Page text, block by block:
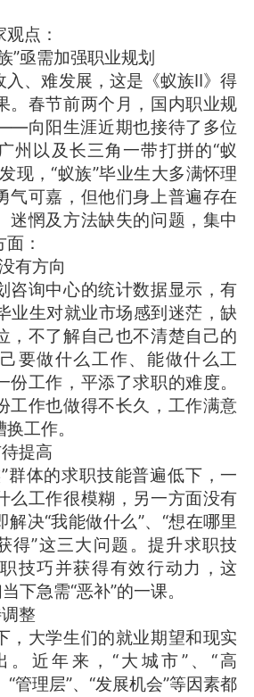
点：
需加强职业规划
、难发展，这是《蚁族Ⅱ》得
。春节前两个月，国内职业规
向阳生涯近期也接待了多位
州以及长三角一带打拼的“蚁
现，“蚁族”毕业生大多满怀理
气可嘉，但他们身上普遍存在
迷惘及方法缺失的问题，集中
：
有方向
询中心的统计数据显示，有
业生对就业市场感到迷茫，缺
，不了解自己也不清楚自己的
要做什么工作、能做什么工
份工作，平添了求职的难度。
工作也做得不长久，工作满意
工作。
提高
体的求职技能普遍低下，一
么工作很模糊，另一方面没有
决“我能做什么”、“想在哪里
得”这三大问题。提升求职技
技巧并获得有效行动力，这
下急需“恶补”的一课。
整
大学生们的就业期望和现实
。近年来，“大城市”、“高
“管理层”、“发展机会”等因素都